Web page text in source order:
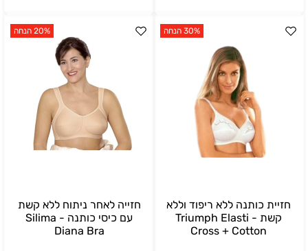
בחרי צבע:
בחרי צבע:
30% הנחה
חזיית כותנה ללא ריפוד וללא
קשת - Triumph Elasti
Cross + Cotton
20% הנחה
חזייה לאחר ניתוח ללא קשת
עם כיסי כותנה - Silima
Diana Bra